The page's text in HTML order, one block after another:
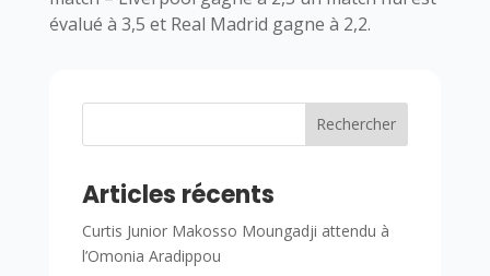
évalué à 3,5 et Real Madrid gagne à 2,2.
Rechercher
Articles récents
Curtis Junior Makosso Moungadji attendu à
l’Omonia Aradippou